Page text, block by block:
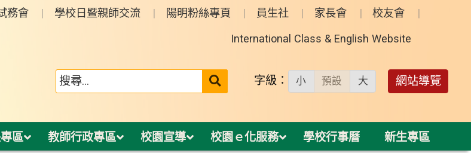
務會 學校日暨親師交流 陽明粉絲專頁 員生社 家長會 校友會
International Class & English Website
送出 字級： 小 預設 大 網站導覽
區 教師行政專區 校園宣導 校園ｅ化服務 學校行事曆 新生專區